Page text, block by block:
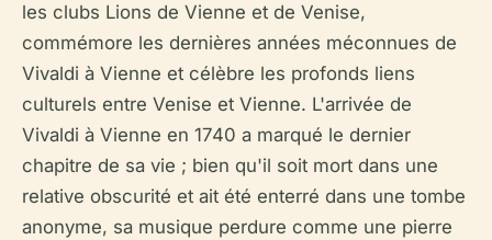
les clubs Lions de Vienne et de Venise,
commémore les dernières années méconnues de
Vivaldi à Vienne et célèbre les profonds liens
culturels entre Venise et Vienne. L'arrivée de
Vivaldi à Vienne en 1740 a marqué le dernier
chapitre de sa vie ; bien qu'il soit mort dans une
relative obscurité et ait été enterré dans une tombe
anonyme, sa musique perdure comme une pierre